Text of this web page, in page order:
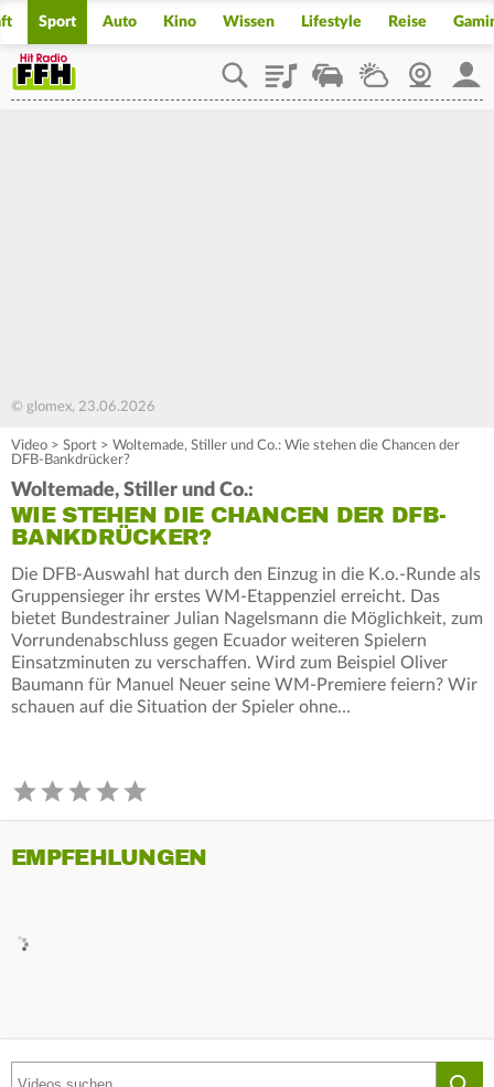
Sport Auto Kino Wissen Lifestyle Reise
PlaylistStaupilotWetterWebcam
© glomex, 23.06.2026
Video > Sport > Woltemade, Stiller und Co.: Wie stehen die Chancen der
DFB-Bankdrücker?
Woltemade, Stiller und Co.:
WIE STEHEN DIE CHANCEN DER DFB-
BANKDRÜCKER?
Die DFB-Auswahl hat durch den Einzug in die K.o.-Runde als
Gruppensieger ihr erstes WM-Etappenziel erreicht. Das
bietet Bundestrainer Julian Nagelsmann die Möglichkeit, zum
Vorrundenabschluss gegen Ecuador weiteren Spielern
Einsatzminuten zu verschaffen. Wird zum Beispiel Oliver
Baumann für Manuel Neuer seine WM-Premiere feiern? Wir
schauen auf die Situation der Spieler ohne…
EMPFEHLUNGEN